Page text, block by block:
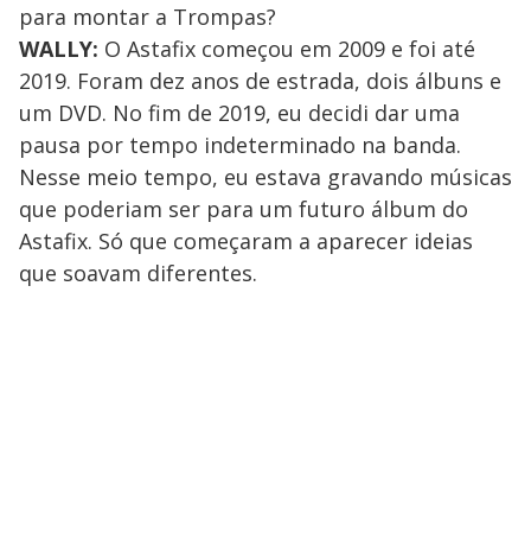
para montar a Trompas?
WALLY: O Astafix começou em 2009 e foi até
2019. Foram dez anos de estrada, dois álbuns e
um DVD. No fim de 2019, eu decidi dar uma
pausa por tempo indeterminado na banda.
Nesse meio tempo, eu estava gravando músicas
que poderiam ser para um futuro álbum do
Astafix. Só que começaram a aparecer ideias
que soavam diferentes.